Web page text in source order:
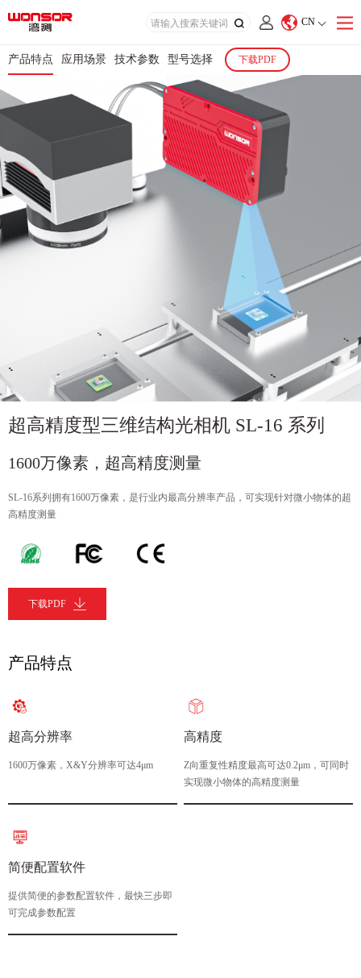
CN
产品特点 应用场景 技术参数 型号选择 下载PDF
超高精度型三维结构光相机 SL-16 系列
1600万像素，超高精度测量
SL-16系列拥有1600万像素，是行业内最高分辨率产品，可实现针对微小物体的超
高精度测量
下载PDF
产品特点
超高分辨率
1600万像素，X&Y分辨率可达4μm
高精度
Z向重复性精度最高可达0.2μm，可同时
实现微小物体的高精度测量
简便配置软件
提供简便的参数配置软件，最快三步即
可完成参数配置